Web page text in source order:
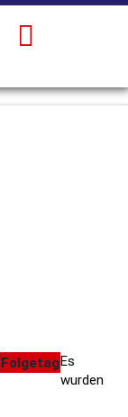
Folgetag Es
wurden